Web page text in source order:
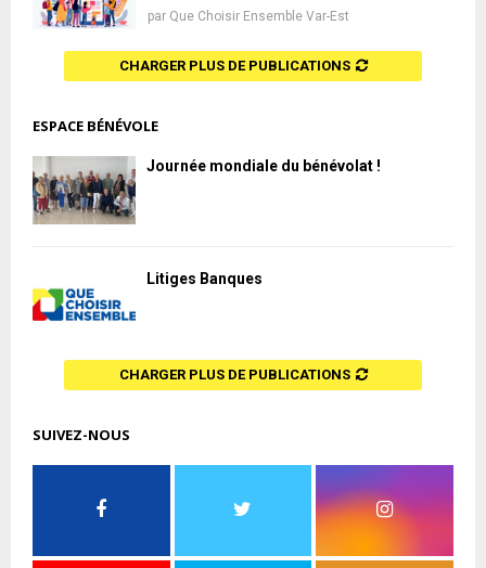
par Que Choisir Ensemble Var-Est
CHARGER PLUS DE PUBLICATIONS
ESPACE BÉNÉVOLE
Journée mondiale du bénévolat !
Litiges Banques
CHARGER PLUS DE PUBLICATIONS
SUIVEZ-NOUS